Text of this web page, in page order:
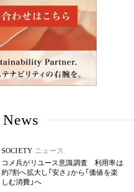
News
SOCIETY ニュース
コメ兵がリユース意識調査 利用率は
約7割へ拡大し「安さ」から「価値を楽
しむ消費」へ